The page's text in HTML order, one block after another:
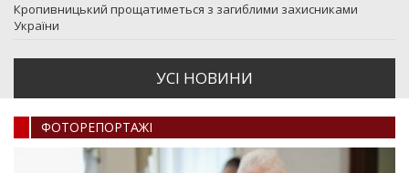
Кропивницький прощатиметься з загиблими захисниками
України
УСI НОВИНИ
ФОТОРЕПОРТАЖI